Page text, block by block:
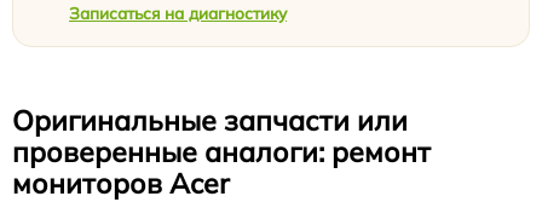
Записаться на диагностику
Оригинальные запчасти или
проверенные аналоги: ремонт
мониторов Acer